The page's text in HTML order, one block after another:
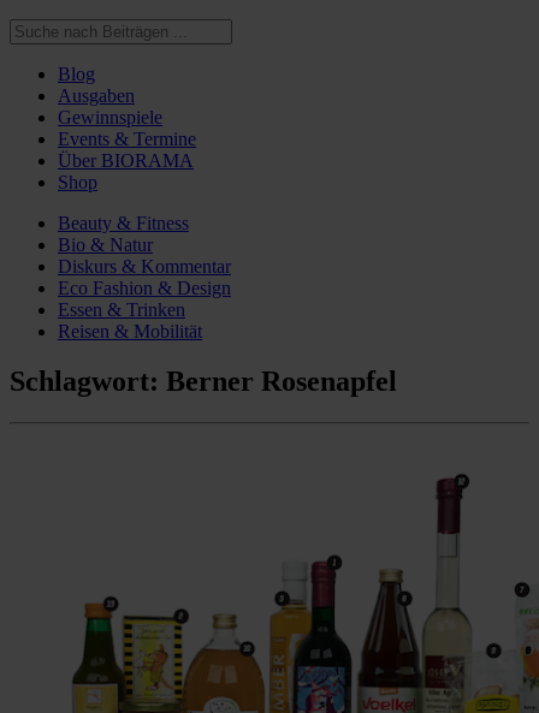
Blog
Ausgaben
Gewinnspiele
Events & Termine
Über BIORAMA
Shop
Beauty & Fitness
Bio & Natur
Diskurs & Kommentar
Eco Fashion & Design
Essen & Trinken
Reisen & Mobilität
Schlagwort: Berner Rosenapfel